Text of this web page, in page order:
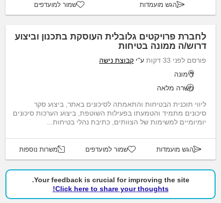
הגש מועמדות שמור למועדפים
לחברת פרויקטים גלובלית העוסקת בתכנון וביצוע
דרוש/ה ממונה בטיחות
פורסם לפני 33 דקות ע"י קבוצת נישה
דימונה
משרה מלאה
ליווי תוכנית הבטיחות והתאמתה לסיכונים באתר, ביצוע סקר
סיכונים מתמיד והטמעתו בפעילות השוטפת, ביצוע הערכות סיכונים
יומיומיים למשימות של הצוותים, כתיבת נהלי בטיחות...
הגש מועמדות שמור למועדפים משרות נוספות
Your feedback is crucial for improving the site.
Click here to share your thoughts!